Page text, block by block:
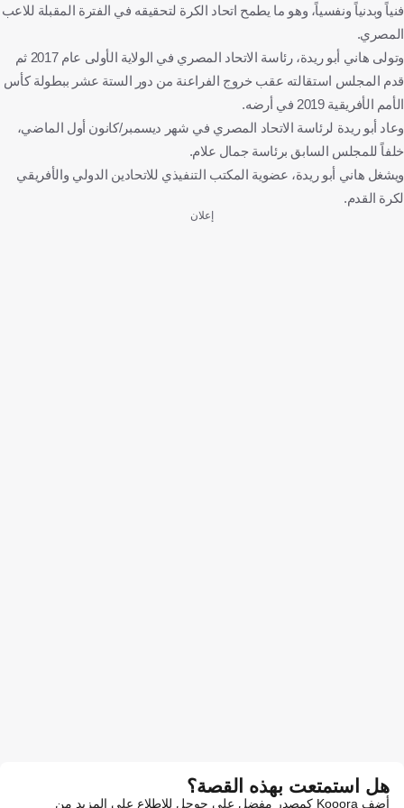
فنياً وبدنياً ونفسياً، وهو ما يطمح اتحاد الكرة لتحقيقه في الفترة المقبلة للاعب
المصري.
وتولى هاني أبو ريدة، رئاسة الاتحاد المصري في الولاية الأولى عام 2017 ثم
قدم المجلس استقالته عقب خروج الفراعنة من دور الستة عشر ببطولة كأس
الأمم الأفريقية 2019 في أرضه.
وعاد أبو ريدة لرئاسة الاتحاد المصري في شهر ديسمبر/كانون أول الماضي،
خلفاً للمجلس السابق برئاسة جمال علام.
ويشغل هاني أبو ريدة، عضوية المكتب التنفيذي للاتحادين الدولي والأفريقي
لكرة القدم.
إعلان
هل استمتعت بهذه القصة؟
أضف Kooora كمصدر مفضل على جوجل للاطلاع على المزيد من